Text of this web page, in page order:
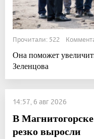
Прочитали: 522
Она поможет
Зеленцова
14:57, 6 авг 2026
В
резко выросли